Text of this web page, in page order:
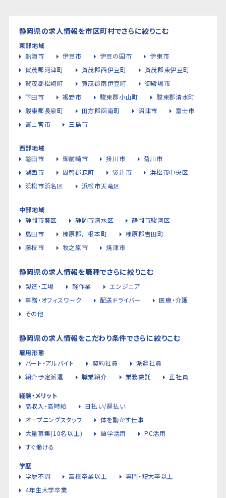
静岡県の求人情報を市区町村でさらに絞りこむ
東部地域
熱海市
伊豆市 伊豆の国市
伊東市
賀茂郡河津町
賀茂郡西伊豆町
賀茂郡東伊豆町
賀茂郡松崎町
賀茂郡南伊豆町
御殿場市
下田市
裾野市 駿東郡小山町
駿東郡清水町
駿東郡長泉町
田方郡函南町 沼津市
富士市
富士宮市
三島市
西部地域
磐田市
御前崎市 掛川市
菊川市
湖西市
周智郡森町 袋井市
浜松市中央区
浜松市浜名区
浜松市天竜区
中部地域
静岡市葵区
静岡市清水区
静岡市駿河区
島田市
榛原郡川根本町
榛原郡吉田町
藤枝市
牧之原市 焼津市
静岡県の求人情報を職種でさらに絞りこむ
製造・工場 軽作業
エンジニア
事務・オフィスワーク
配送ドライバー
医療・介護
その他
静岡県の求人情報をこだわり条件でさらに絞りこむ
雇用形態
パート・アルバイト
契約社員
派遣社員
紹介予定派遣
職業紹介 業務委託 正社員
経験・メリット
高収入・高時給
日払い/週払い
オープニングスタッフ
体を動かす仕事
大量募集(10名以上)
語学活用
PC活用
すぐ働ける
学歴
学歴不問
高校卒業以上
専門・短大卒以上
4年生大学卒業